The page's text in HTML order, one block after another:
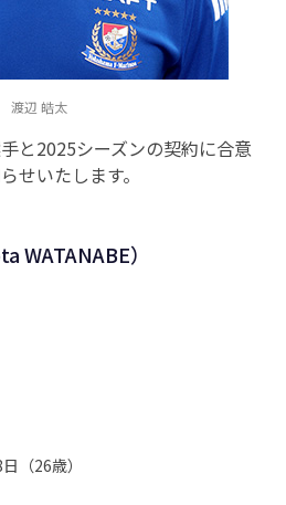
渡辺 皓太
と2025シーズンの契約に合意
せいたします。
WATANABE）
（26歳）